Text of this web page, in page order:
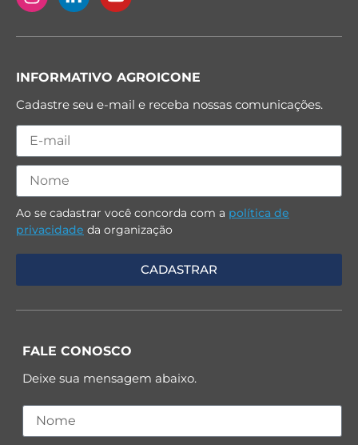
INFORMATIVO AGROICONE
Cadastre seu e-mail e receba nossas comunicações.
Ao se cadastrar você concorda com a política de
privacidade da organização
FALE CONOSCO
Deixe sua mensagem abaixo.